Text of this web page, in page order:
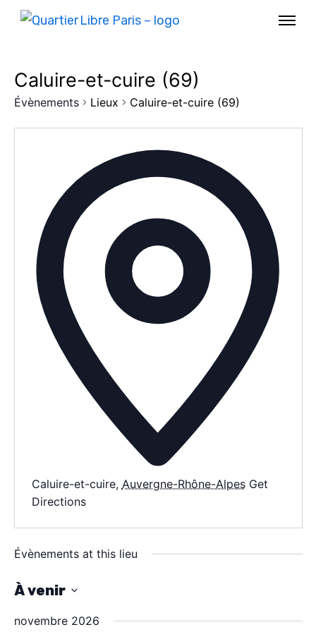
AGENDA
SPECTACLE
À PROPOS
CONTACT
Caluire-et-cuire (69)
Évènements Lieux Caluire-et-cuire (69)
Caluire-et-cuire, Auvergne-Rhône-Alpes Get
Directions
Évènements at this lieu
À venir
novembre 2026